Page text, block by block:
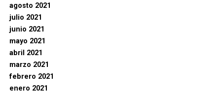
agosto 2021
julio 2021
junio 2021
mayo 2021
abril 2021
marzo 2021
febrero 2021
enero 2021